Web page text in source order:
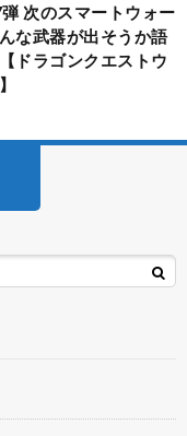
次のスマートウォー
な武器が出そうか語
ドラゴンクエストウ